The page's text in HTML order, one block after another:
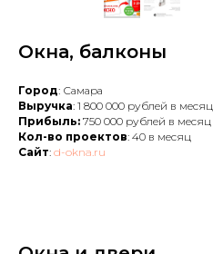
Окна, балконы
Город: Самара
Выручка: 1 800 000 рублей в месяц
Прибыль: 750 000 рублей в месяц
Кол-во проектов: 40 в месяц
Сайт: d-okna.ru